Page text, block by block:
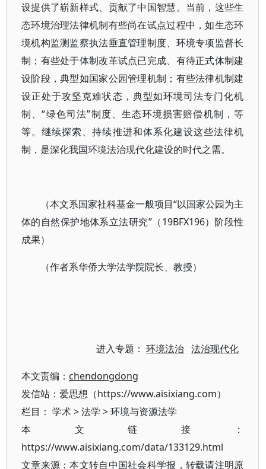
设提供了崭新样式、贡献了中国智慧。当前，这些生
态环境治理法律机制有些尚在试点过程中，如生态环
境机构监测监察执法垂直管理制度、环境专项监督长
制；有些处于体制改革试点已完成、有待正式体制建
设阶段，典型如国家公园管理机制；有些法律机制建
设正处于攻坚克难状态，典型如环境司法专门化机
制、“绿色司法”制度、生态环境损害赔偿机制，等
等。继续探索、持续推进和体系化建设这些法律机
制，是深化我国环境法治现代化建设的时代之需。
（本文系国家社科基金一般项目“以国家公园为主
体的自然保护地体系立法研究”（19BFX196）阶段性
成果）
（作者系华侨大学法学院院长、教授）
进入专题：环境法治 法治现代化
本文责编： chendongdong
发信站：爱思想（https://www.aisixiang.com）
栏目： 学术>法学 >环境与资源法学
本文链接：
https://www.aisixiang.com/data/133129.html
文章来源：本文转自中国社会科学报，转载请注明原